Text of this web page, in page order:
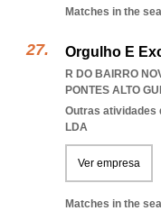
Matches in the
Orgulho E
R DO BAIRRO
PONTES ALTO
Outras atividades
LDA
Ver empresa
Matches in the